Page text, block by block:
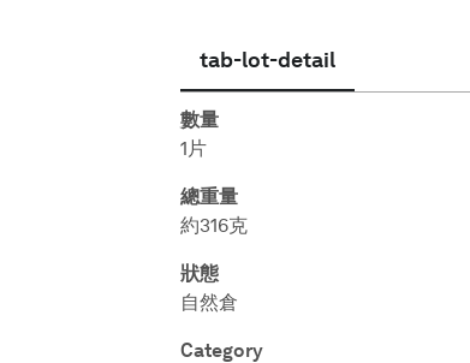
tab-lot-detail
數量
1片
總重量
約316克
狀態
自然倉
Category